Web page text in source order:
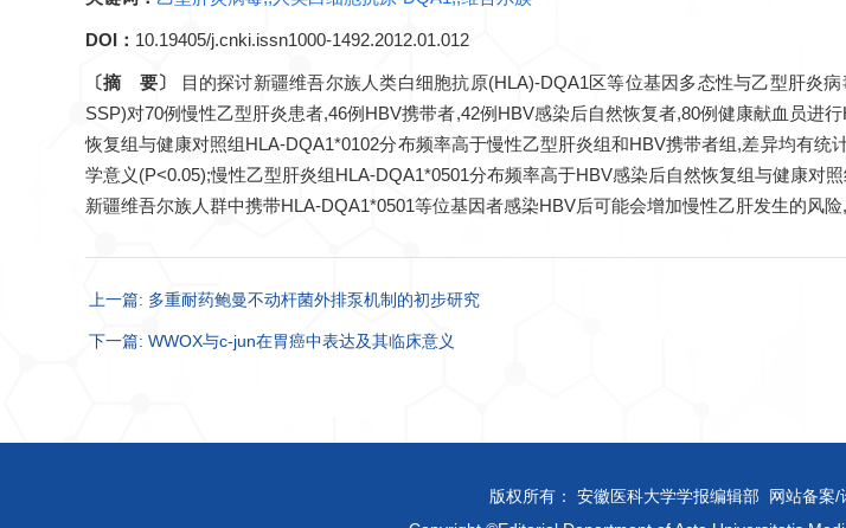
DOI： 10.19405/j.cnki.issn1000-1492.2012.01.012
〔摘 要〕
目的探讨新疆维吾尔族人类白细胞抗原(HLA)-DQA1区等位基因多态性与乙型肝炎
SSP)对70例慢性乙型肝炎患者,46例HBV携带者,42例HBV感染后自然恢复者,80例健康献血员
恢复组与健康对照组HLA-DQA1*0102分布频率高于慢性乙型肝炎组和HBV携带者组,差异均有
学意义(P<0.05);慢性乙型肝炎组HLA-DQA1*0501分布频率高于HBV感染后自然恢复组与健康
新疆维吾尔族人群中携带HLA-DQA1*0501等位基因者感染HBV后可能会增加慢性乙肝发生的风
上一篇: 多重耐药鲍曼不动杆菌外排泵机制的初步研究
下一篇: WWOX与c-jun在胃癌中表达及其临床意义
版权所有： 安徽医科大学学报编辑部 网站备案/